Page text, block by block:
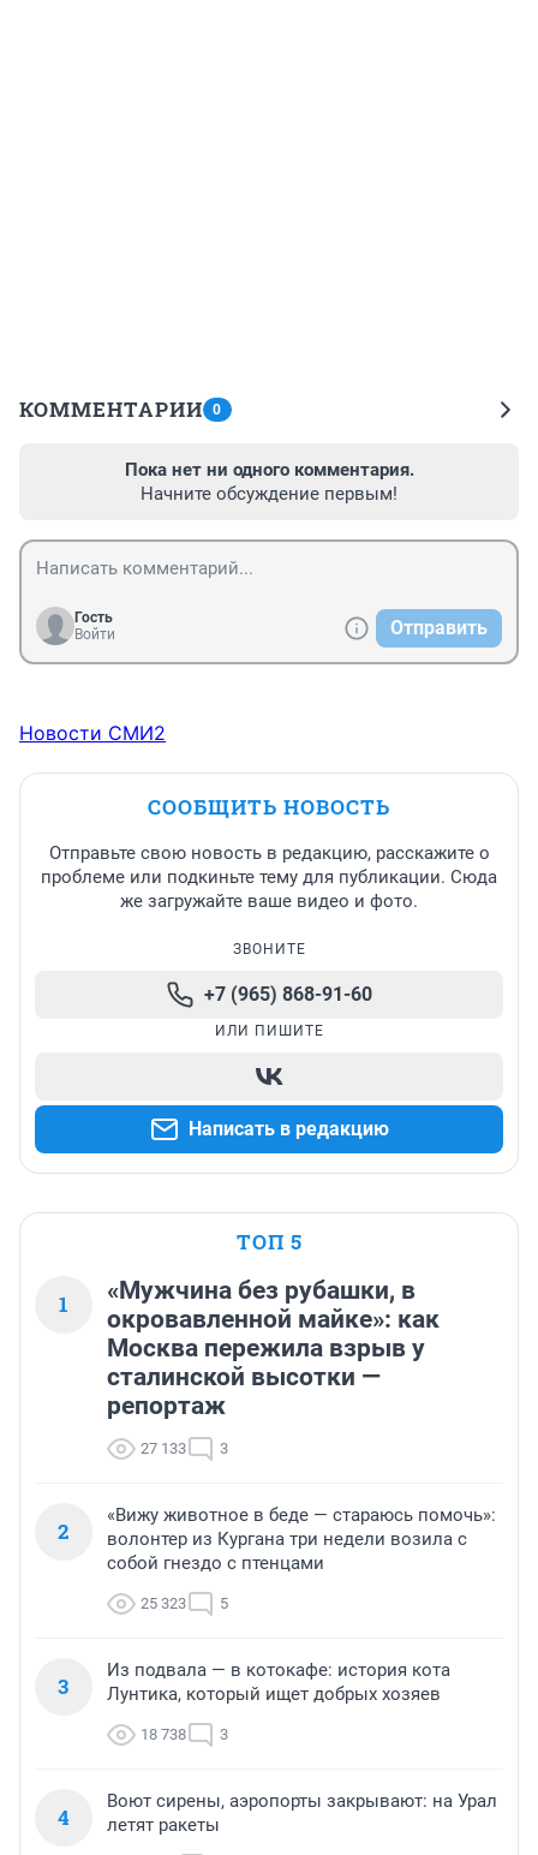
КОММЕНТАРИИ 0
Пока нет ни одного комментария.
Начните обсуждение первым!
Гость
Войти
Отправить
Новости СМИ2
СООБЩИТЬ НОВОСТЬ
Отправьте свою новость в редакцию, расскажите о
проблеме или подкиньте тему для публикации. Сюда
же загружайте ваше видео и фото.
ЗВОНИТЕ
+7 (965) 868-91-60
ИЛИ ПИШИТЕ
Написать в редакцию
ТОП 5
1
«Мужчина без рубашки, в
окровавленной майке»: как
Москва пережила взрыв у
сталинской высотки —
репортаж
27 133 3
2
«Вижу животное в беде — стараюсь помочь»:
волонтер из Кургана три недели возила с
собой гнездо с птенцами
25 323 5
3
Из подвала — в котокафе: история кота
Лунтика, который ищет добрых хозяев
18 738 3
4
Воют сирены, аэропорты закрывают: на Урал
летят ракеты